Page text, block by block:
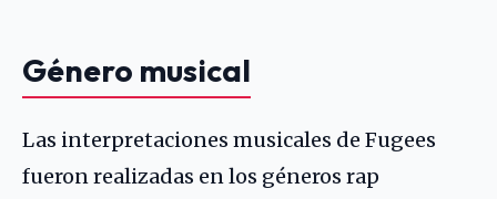
Género musical
Las interpretaciones musicales de Fugees
fueron realizadas en los géneros rap